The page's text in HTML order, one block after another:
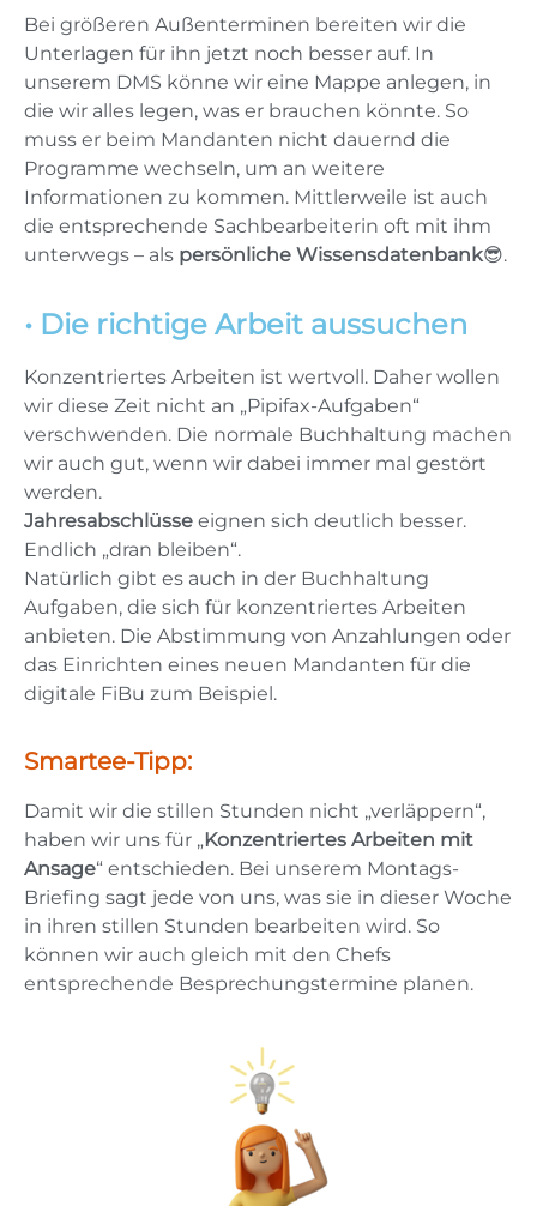
Bei größeren Außenterminen bereiten wir die
Unterlagen für ihn jetzt noch besser auf. In
unserem DMS könne wir eine Mappe anlegen, in
die wir alles legen, was er brauchen könnte. So
muss er beim Mandanten nicht dauernd die
Programme wechseln, um an weitere
Informationen zu kommen. Mittlerweile ist auch
die entsprechende Sachbearbeiterin oft mit ihm
unterwegs – als persönliche Wissensdatenbank😎.
• Die richtige Arbeit aussuchen
Konzentriertes Arbeiten ist wertvoll. Daher wollen
wir diese Zeit nicht an „Pipifax-Aufgaben“
verschwenden. Die normale Buchhaltung machen
wir auch gut, wenn wir dabei immer mal gestört
werden.
Jahresabschlüsse eignen sich deutlich besser.
Endlich „dran bleiben“.
Natürlich gibt es auch in der Buchhaltung
Aufgaben, die sich für konzentriertes Arbeiten
anbieten. Die Abstimmung von Anzahlungen oder
das Einrichten eines neuen Mandanten für die
digitale FiBu zum Beispiel.
Smartee-Tipp:
Damit wir die stillen Stunden nicht „verläppern“,
haben wir uns für „Konzentriertes Arbeiten mit
Ansage“ entschieden. Bei unserem Montags-
Briefing sagt jede von uns, was sie in dieser Woche
in ihren stillen Stunden bearbeiten wird. So
können wir auch gleich mit den Chefs
entsprechende Besprechungstermine planen.